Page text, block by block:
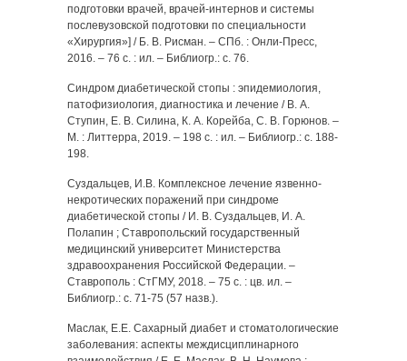
подготовки врачей, врачей-интернов и системы
послевузовской подготовки по специальности
«Хирургия»] / Б. В. Рисман. – СПб. : Онли-Пресс,
2016. – 76 с. : ил. – Библиогр.: с. 76.
Синдром диабетической стопы : эпидемиология,
патофизиология, диагностика и лечение / В. А.
Ступин, Е. В. Силина, К. А. Корейба, С. В. Горюнов. –
М. : Литтерра, 2019. – 198 с. : ил. – Библиогр.: с. 188-
198.
Суздальцев, И.В. Комплексное лечение язвенно-
некротических поражений при синдроме
диабетической стопы / И. В. Суздальцев, И. А.
Полапин ; Ставропольский государственный
медицинский университет Министерства
здравоохранения Российской Федерации. –
Ставрополь : СтГМУ, 2018. – 75 с. : цв. ил. –
Библиогр.: с. 71-75 (57 назв.).
Маслак, Е.Е. Сахарный диабет и стоматологические
заболевания: аспекты междисциплинарного